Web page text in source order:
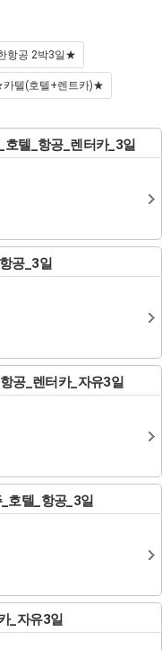
이
페
이
지
의
찜
뉴
기
외호텔 해외항공
파
)
항공 2박3일★
텔(호텔+렌트카)★
텔_항공_렌터카_3일
공_3일
공_렌터카_자유3일
호텔_항공_3일
_자유3일